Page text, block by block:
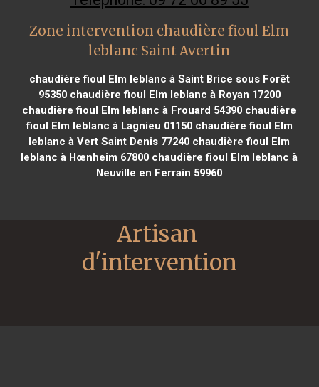
Zone intervention chaudière fioul Elm
leblanc Saint Avertin
chaudière fioul Elm leblanc à Saint Brice sous Forêt
95350chaudière fioul Elm leblanc à Royan 17200
chaudière fioul Elm leblanc à Frouard 54390 chaudière
fioul Elm leblanc à Lagnieu 01150chaudière fioul Elm
leblanc à Vert Saint Denis 77240 chaudière fioul Elm
leblanc à Hœnheim 67800 chaudière fioul Elm leblanc à
Neuville en Ferrain 59960
Artisan
d'intervention